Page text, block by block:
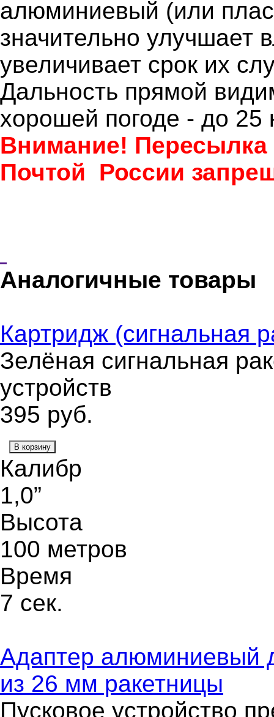
алюминиевый (или
значительно улучшает
увеличивает срок их
Дальность прямой
хорошей погоде - до 25
Внимание! Пересылка
Почтой России
Аналогичные товары
Картридж (сигнальная
Зелёная сигнальная
устройств
395 руб.
В корзину
Калибр
1,0”
Высота
100 метров
Время
7 сек.
Адаптер алюминиевый
из 26 мм ракетницы
Пусковое устройство